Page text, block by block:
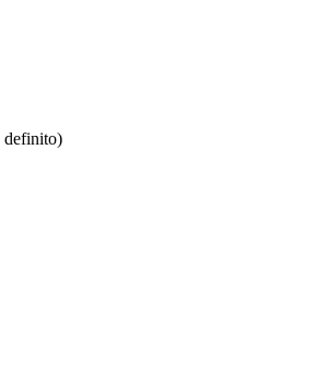
definito)